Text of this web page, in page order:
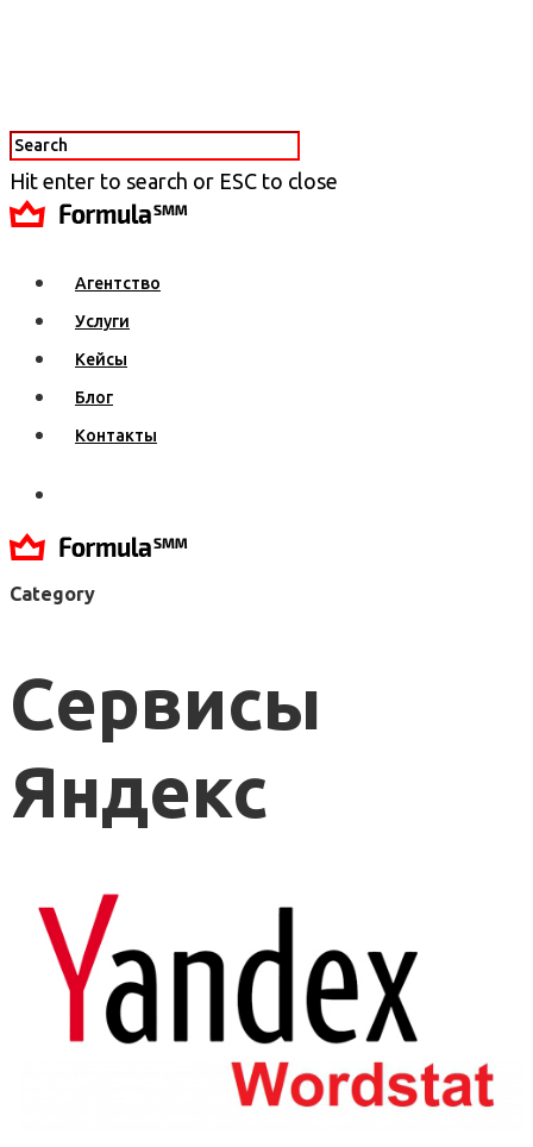
Hit enter to search or ESC to close
Агентство
Услуги
Кейсы
Блог
Контакты
Category
Сервисы
Яндекс